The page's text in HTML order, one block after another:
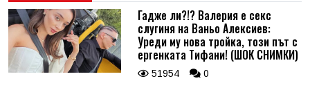
Гадже ли?!? Валерия е секс
слугиня на Ваньо Алексиев:
Уреди му нова тройка, този път с
ергенката Тифани! (ШОК СНИМКИ)
51954 0